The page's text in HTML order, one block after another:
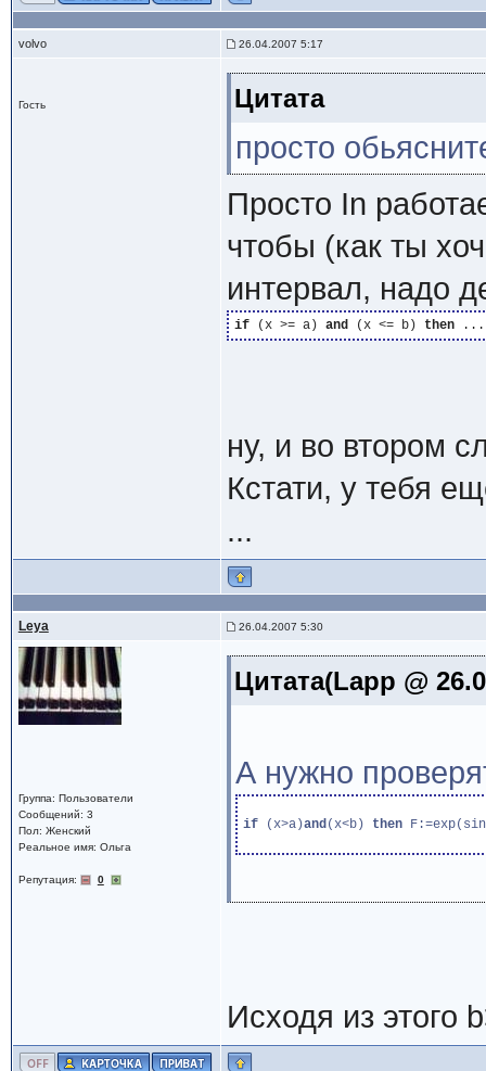
volvo 26.04.2007 5:17
Гость Цитата
просто
Просто In
чтобы (как ты
интервал, надо
if (x >= a) and (x <= b) then
ну, и во втором
Кстати, у тебя
...
Leya 26.04.2007 5:30
Группа: Пользователи
Сообщений: 3
Пол: Женский
Реальное имя: Ольга
Репутация: 0
Цитата(Lapp @
А нужно
if (x>a)and(x<b) then
Исходя из этого